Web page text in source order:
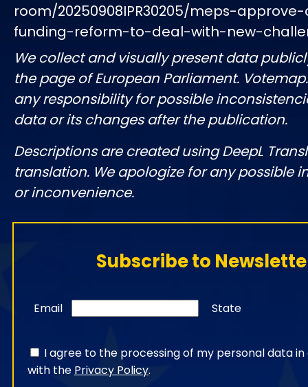
room/20250908IPR30205/meps-
funding-reform-to-deal-with-new-
We collect and visually present data
the page of European Parliament.
any responsibility for possible
data or its changes after the publication.
Descriptions are created using DeepL
translation. We apologize for any possible
or inconvenience.
Subscribe to
Email State
I agree to the processing of my personal data
with the Privacy Policy.